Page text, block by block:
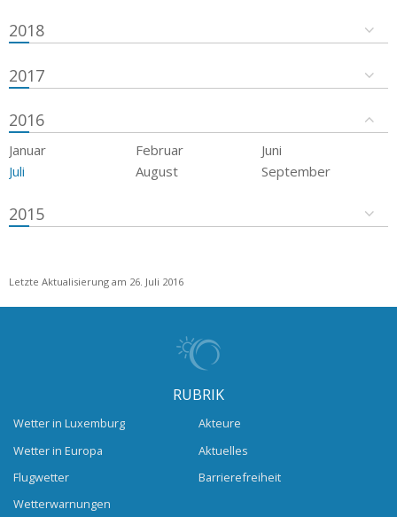
2018
2017
2016
Januar Februar
Juni
Juli
August September
2015
Letzte Aktualisierung am 26. Juli 2016
RUBRIK
Wetter in Luxemburg
Wetter in Europa
Flugwetter
Wetterwarnungen
Akteure
Aktuelles
Barrierefreiheit